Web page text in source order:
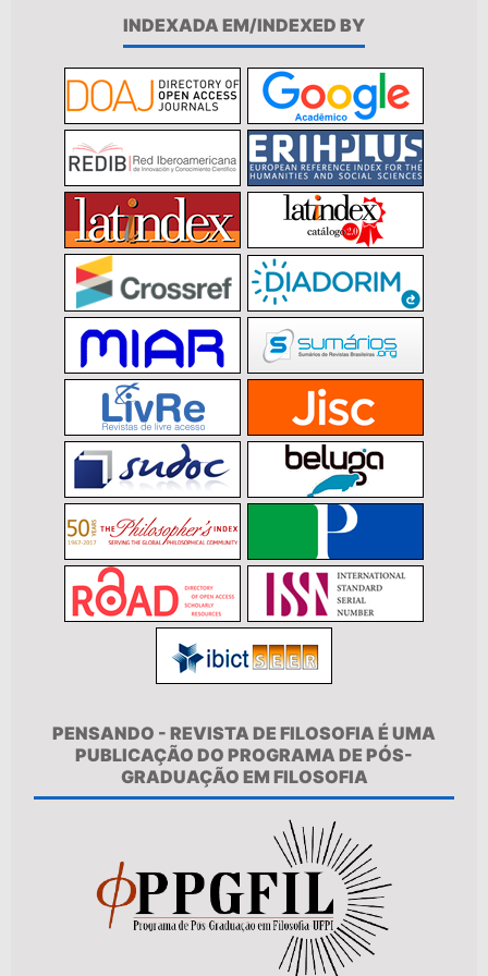
INDEXADA EM/INDEXED BY
PENSANDO - REVISTA DE FILOSOFIA É UMA
PUBLICAÇÃO DO PROGRAMA DE PÓS-
GRADUAÇÃO EM FILOSOFIA